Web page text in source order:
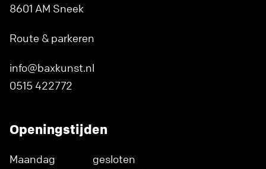
8601 AM Sneek
Route & parkeren
info@baxkunst.nl
0515 422772
Openingstijden
Maandag
gesloten